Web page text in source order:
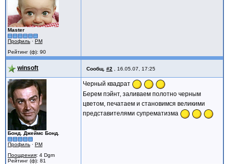
Master
Профиль · PM
Рейтинг (ф): 90
winsoft Сообщ. #2 16.05.07, 17:25
Бонд. Джеймс Бонд.
Профиль · PM
Поощрения: 4 Dgm
Рейтинг (ф): 81
Черный квадрат
Берем пэйнт, заливаем полотно черным
цветом, печатаем и становимся великими
представителями супрематизма